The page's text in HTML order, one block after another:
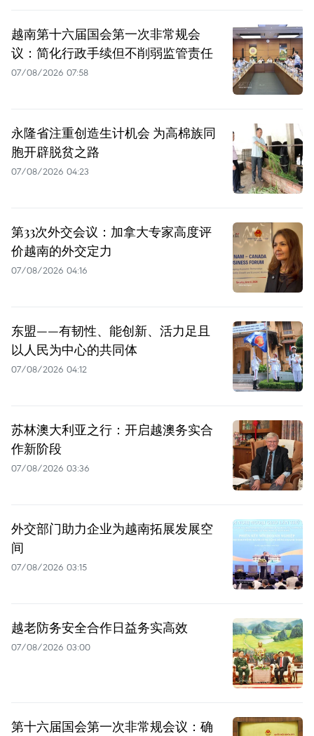
越南第十六届国会第一次非常规会
议：简化行政手续但不削弱监管责任
07/08/2026 07:58
永隆省注重创造生计机会 为高棉族同
胞开辟脱贫之路
07/08/2026 04:23
第33次外交会议：加拿大专家高度评
价越南的外交定力
07/08/2026 04:16
东盟——有韧性、能创新、活力足且
以人民为中心的共同体
07/08/2026 04:12
苏林澳大利亚之行：开启越澳务实合
作新阶段
07/08/2026 03:36
外交部门助力企业为越南拓展发展空
间
07/08/2026 03:15
越老防务安全合作日益务实高效
07/08/2026 03:00
第十六届国会第一次非常规会议：确